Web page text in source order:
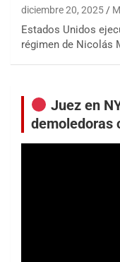
diciembre 20, 2025
Estados Unidos
régimen de Nicolás
Juez en
demoledoras